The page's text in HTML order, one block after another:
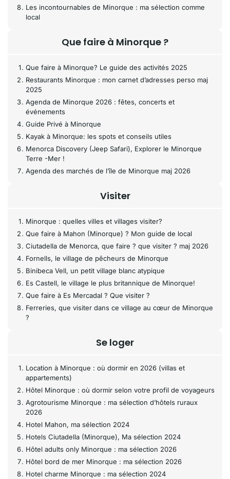
Les incontournables de Minorque : ma sélection comme
local
Que faire à Minorque ?
Que faire à Minorque? Le guide des activités 2025
Restaurants Minorque : mon carnet d’adresses perso maj
2025
Agenda de Minorque 2026 : fêtes, concerts et
événements
Guide Privé à Minorque
Kayak à Minorque: les spots et conseils utiles
Menorca Discovery (Jeep Safari), Explorer le Minorque
Terre -Mer !
Agenda des marchés de l’île de Minorque maj 2026
Visiter
Minorque : quelles villes et villages visiter?
Que faire à Mahon (Minorque) ? Mon guide de local
Ciutadella de Menorca, que faire ? que visiter ? maj 2026
Fornells, le village de pêcheurs de Minorque
Binibeca Vell, un petit village blanc atypique
Es Castell, le village le plus britannique de Minorque!
Que faire à Es Mercadal ? Que visiter ?
Ferreries, que visiter dans ce village au cœur de Minorque
?
Se loger
Location à Minorque : où dormir en 2026 (villas et
appartements)
Hôtel Minorque : où dormir selon votre profil de voyageurs
Agrotourisme Minorque : ma sélection d’hôtels ruraux
2026
Hotel Mahon, ma sélection 2024
Hotels Ciutadella (Minorque), Ma sélection 2024
Hôtel adults only Minorque : ma sélection 2026
Hôtel bord de mer Minorque : ma sélection 2026
Hotel charme Minorque : ma sélection 2024